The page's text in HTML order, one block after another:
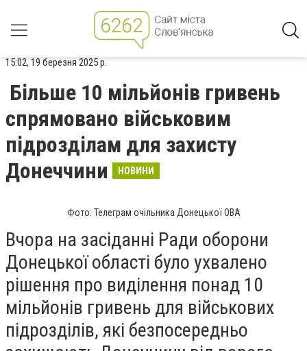
15:02, 19 березня 2025 р.
Більше 10 мільйонів гривень
спрямовано військовим
підрозділам для захисту
Донеччини
НОВИНИ
Фото: Телеграм очільника Донецької ОВА
Вчора на засіданні Ради оборони
Донецької області було ухвалено
рішення про виділення понад 10
мільйонів гривень для військових
підрозділів, які безпосередньо